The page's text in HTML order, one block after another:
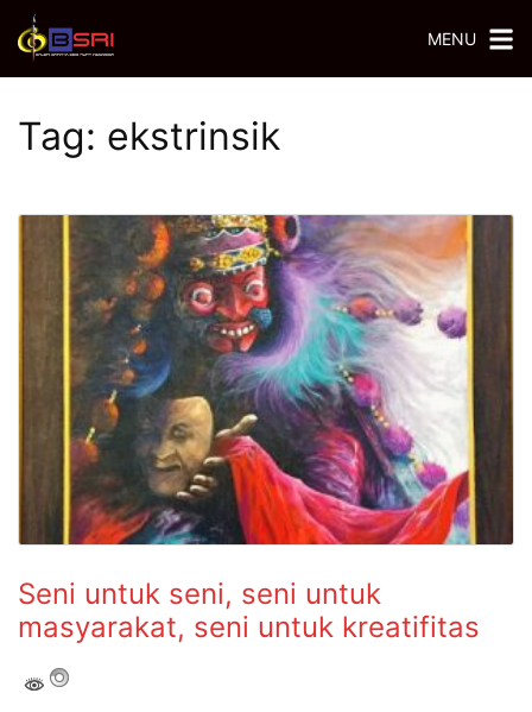
MENU
Tag: ekstrinsik
Seni untuk seni, seni untuk
masyarakat, seni untuk kreatifitas